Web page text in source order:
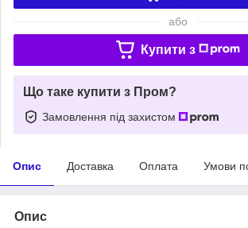
або
Купити з
Що таке купити з Пром?
Замовлення під захистом
Опис Доставка Оплата Умови
Опис